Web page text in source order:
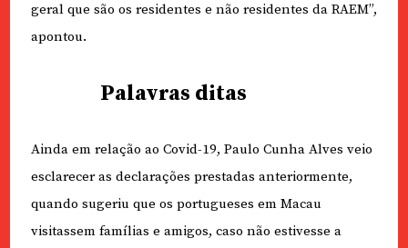
geral que são os residentes e não residentes da RAEM”,
apontou.
Palavras ditas
Ainda em relação ao Covid-19, Paulo Cunha Alves veio
esclarecer as declarações prestadas anteriormente,
quando sugeriu que os portugueses em Macau
visitassem famílias e amigos, caso não estivesse a